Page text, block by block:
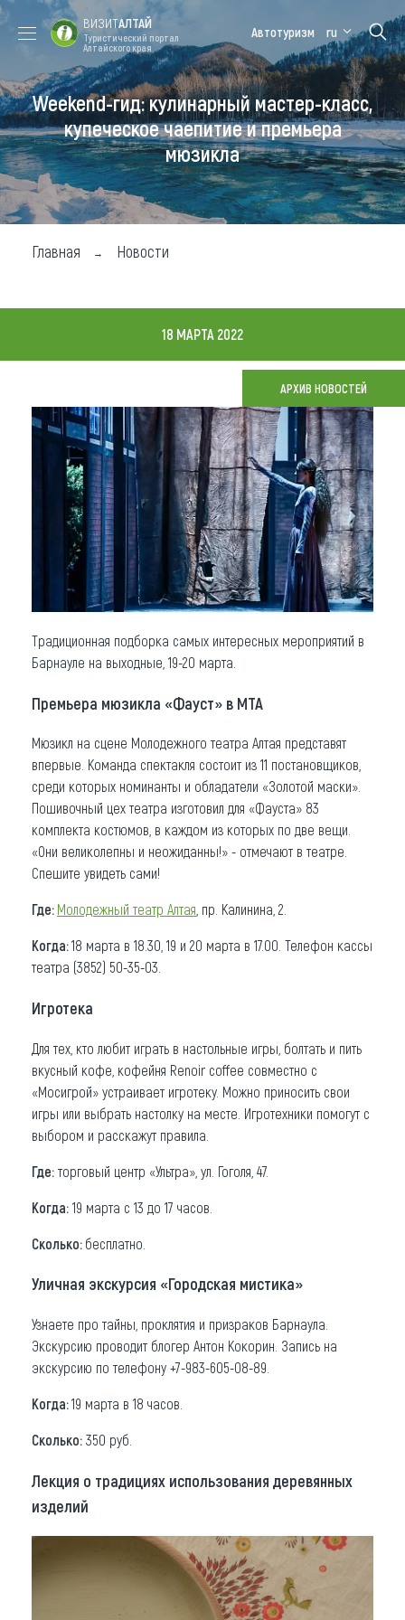
Форум VISIT
ALTAI
Цветение
маральника
Медицинский
форум
Алтайская
зимовка
Туры
Где побывать
Чем заняться
Карта
Что привезти (сувениры)
О регионе
Коллекция впечатлений
Другие рубрики
ВИЗИТАЛТАЙ
Туристический портал
Алтайского края
Автотуризм ru
Weekend-гид: кулинарный мастер-класс,
купеческое чаепитие и премьера
мюзикла
Главная Новости
18 МАРТА 2022
АРХИВ НОВОСТЕЙ
Традиционная подборка самых интересных мероприятий в
Барнауле на выходные, 19-20 марта.
Премьера мюзикла «Фауст» в МТА
Мюзикл на сцене Молодежного театра Алтая представят
впервые. Команда спектакля состоит из 11 постановщиков,
среди которых номинанты и обладатели «Золотой маски».
Пошивочный цех театра изготовил для «Фауста» 83
комплекта костюмов, в каждом из которых по две вещи.
«Они великолепны и неожиданны!» - отмечают в театре.
Спешите увидеть сами!
Где: Молодежный театр Алтая , пр. Калинина, 2.
Когда:18 марта в 18.30, 19 и 20 марта в 17.00. Телефон кассы
театра (3852) 50-35-03.
Игротека
Для тех, кто любит играть в настольные игры, болтать и пить
вкусный кофе, кофейня Renoir coffee совместно с
«Мосигрой» устраивает игротеку. Можно приносить свои
игры или выбрать настолку на месте. Игротехники помогут с
выбором и расскажут правила.
Где: торговый центр «Ультра», ул. Гоголя, 47.
Когда: 19 марта с 13 до 17 часов.
Сколько: бесплатно.
Уличная экскурсия «Городская мистика»
Узнаете про тайны, проклятия и призраков Барнаула.
Экскурсию проводит блогер Антон Кокорин. Запись на
экскурсию по телефону +7-983-605-08-89.
Когда:19 марта в 18 часов.
Сколько: 350 руб.
Лекция о традициях использования деревянных
изделий